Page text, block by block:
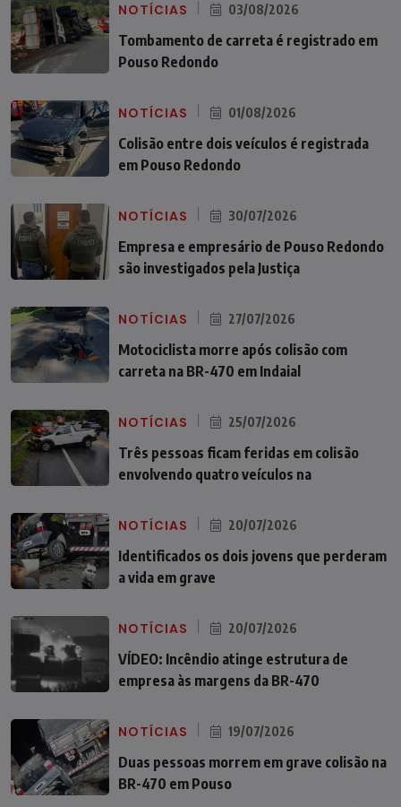
NOTÍCIAS 03/08/2026
Tombamento de carreta é registrado em
Pouso Redondo
NOTÍCIAS 01/08/2026
Colisão entre dois veículos é registrada
em Pouso Redondo
NOTÍCIAS 30/07/2026
Empresa e empresário de Pouso Redondo
são investigados pela Justiça
NOTÍCIAS 27/07/2026
Motociclista morre após colisão com
carreta na BR-470 em Indaial
NOTÍCIAS 25/07/2026
Três pessoas ficam feridas em colisão
envolvendo quatro veículos na
NOTÍCIAS 20/07/2026
Identificados os dois jovens que perderam
a vida em grave
NOTÍCIAS 20/07/2026
VÍDEO: Incêndio atinge estrutura de
empresa às margens da BR-470
NOTÍCIAS 19/07/2026
Duas pessoas morrem em grave colisão na
BR-470 em Pouso